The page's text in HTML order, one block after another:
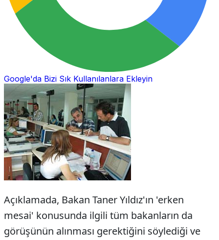
Google'da Bizi Sık Kullanılanlara Ekleyin
Açıklamada, Bakan Taner Yıldız'ın 'erken
mesai' konusunda ilgili tüm bakanların da
görüşünün alınması gerektiğini söylediği ve